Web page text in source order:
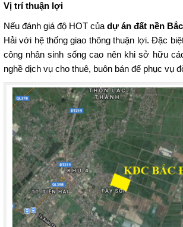
Vị trí thuận lợi
Nếu đánh giá độ HOT củadự án đất nền
Hải với hệ thống giao thông thuận lợi. Đặc
công nhân sinh sống cao nên khi sở hữu
nghề dịch vụ cho thuê, buôn bán để phục vụ